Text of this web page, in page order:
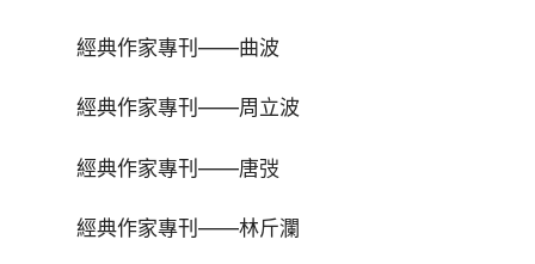
經典作家專刊——曲波
經典作家專刊——周立波
經典作家專刊——唐弢
經典作家專刊——林斤瀾